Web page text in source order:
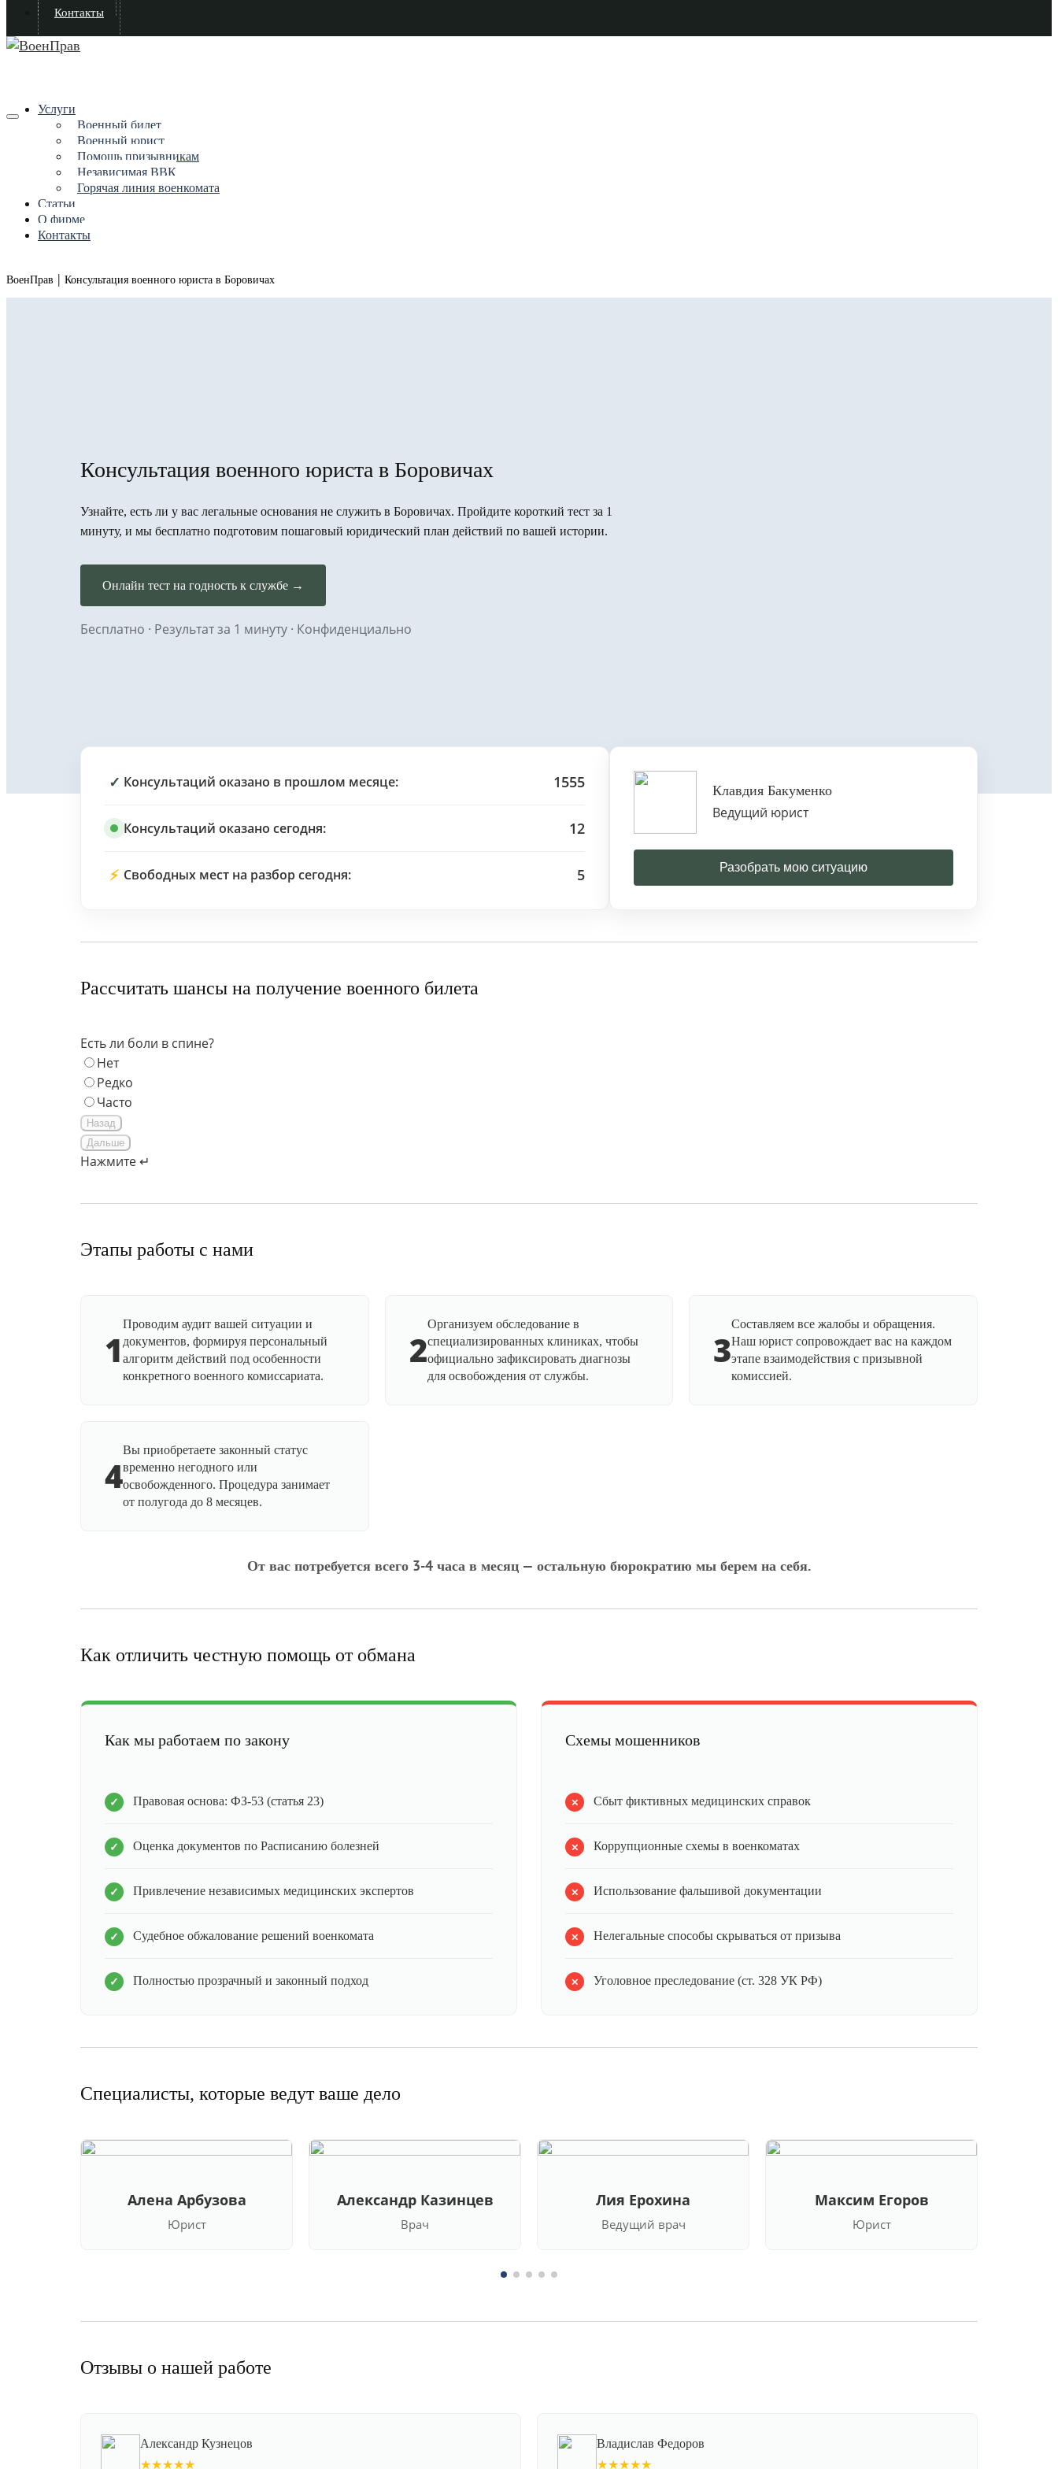
Контакты
Услуги
Военный билет
Военный юрист
Помощь призывникам
Независимая ВВК
Горячая линия военкомата
Статьи
О фирме
Контакты
ВоенПрав | Консультация военного юриста в Боровичах
Консультация военного юриста в Боровичах
Узнайте, есть ли у вас легальные основания не служить в Боровичах. Пройдите короткий тест за 1
минуту, и мы бесплатно подготовим пошаговый юридический план действий по вашей истории.
Онлайн тест на годность к службе →
Бесплатно · Результат за 1 минуту · Конфиденциально
✓ Консультаций оказано в прошлом месяце: 1555
Консультаций оказано сегодня: 12
⚡ Свободных мест на разбор сегодня: 5
Клавдия Бакуменко
Ведущий юрист
Разобрать мою ситуацию
Рассчитать шансы на получение военного билета
Есть ли боли в спине?
Нет
Редко
Часто
Назад
Дальше
Нажмите ↵
Этапы работы с нами
1
Проводим аудит вашей ситуации и
документов, формируя персональный
алгоритм действий под особенности
конкретного военного комиссариата.
2
Организуем обследование в
специализированных клиниках, чтобы
официально зафиксировать диагнозы
для освобождения от службы.
3
Составляем все жалобы и обращения.
Наш юрист сопровождает вас на каждом
этапе взаимодействия с призывной
комиссией.
4
Вы приобретаете законный статус
временно негодного или
освобожденного. Процедура занимает
от полугода до 8 месяцев.
От вас потребуется всего 3-4 часа в месяц — остальную бюрократию мы берем на себя.
Как отличить честную помощь от обмана
Как мы работаем по закону
Правовая основа: ФЗ-53 (статья 23)
Оценка документов по Расписанию болезней
Привлечение независимых медицинских экспертов
Судебное обжалование решений военкомата
Полностью прозрачный и законный подход
Схемы мошенников
Сбыт фиктивных медицинских справок
Коррупционные схемы в военкоматах
Использование фальшивой документации
Нелегальные способы скрываться от призыва
Уголовное преследование (ст. 328 УК РФ)
Специалисты, которые ведут ваше дело
Алена Арбузова
Юрист
Александр Казинцев
Врач
Лия Ерохина
Ведущий врач
Максим Егоров
Юрист
Отзывы о нашей работе
Александр Кузнецов
★★★★★
Владислав Федоров
★★★★★